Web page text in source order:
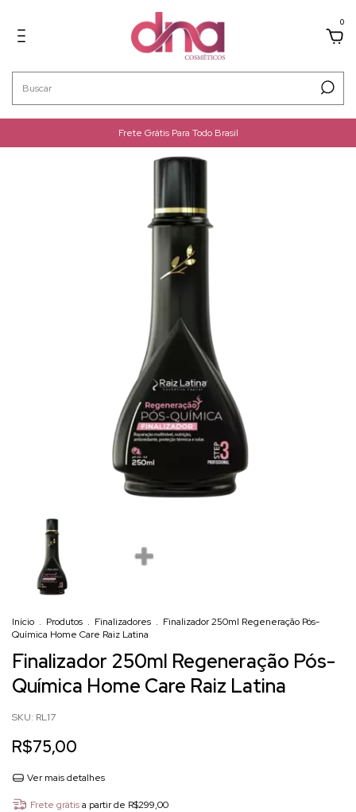
0
Frete Grátis Para Todo Brasil
Início . Produtos . Finalizadores . Finalizador 250ml Regeneração Pós-
Química Home Care Raiz Latina
Finalizador 250ml Regeneração Pós-
Química Home Care Raiz Latina
SKU: RL17
R$75,00
Ver mais detalhes
Frete grátis a partir de R$299,00